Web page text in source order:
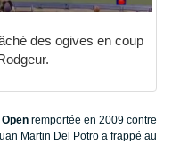
des ogives en coup
remportée en 2009 contre
Martin Del Potro a frappé au